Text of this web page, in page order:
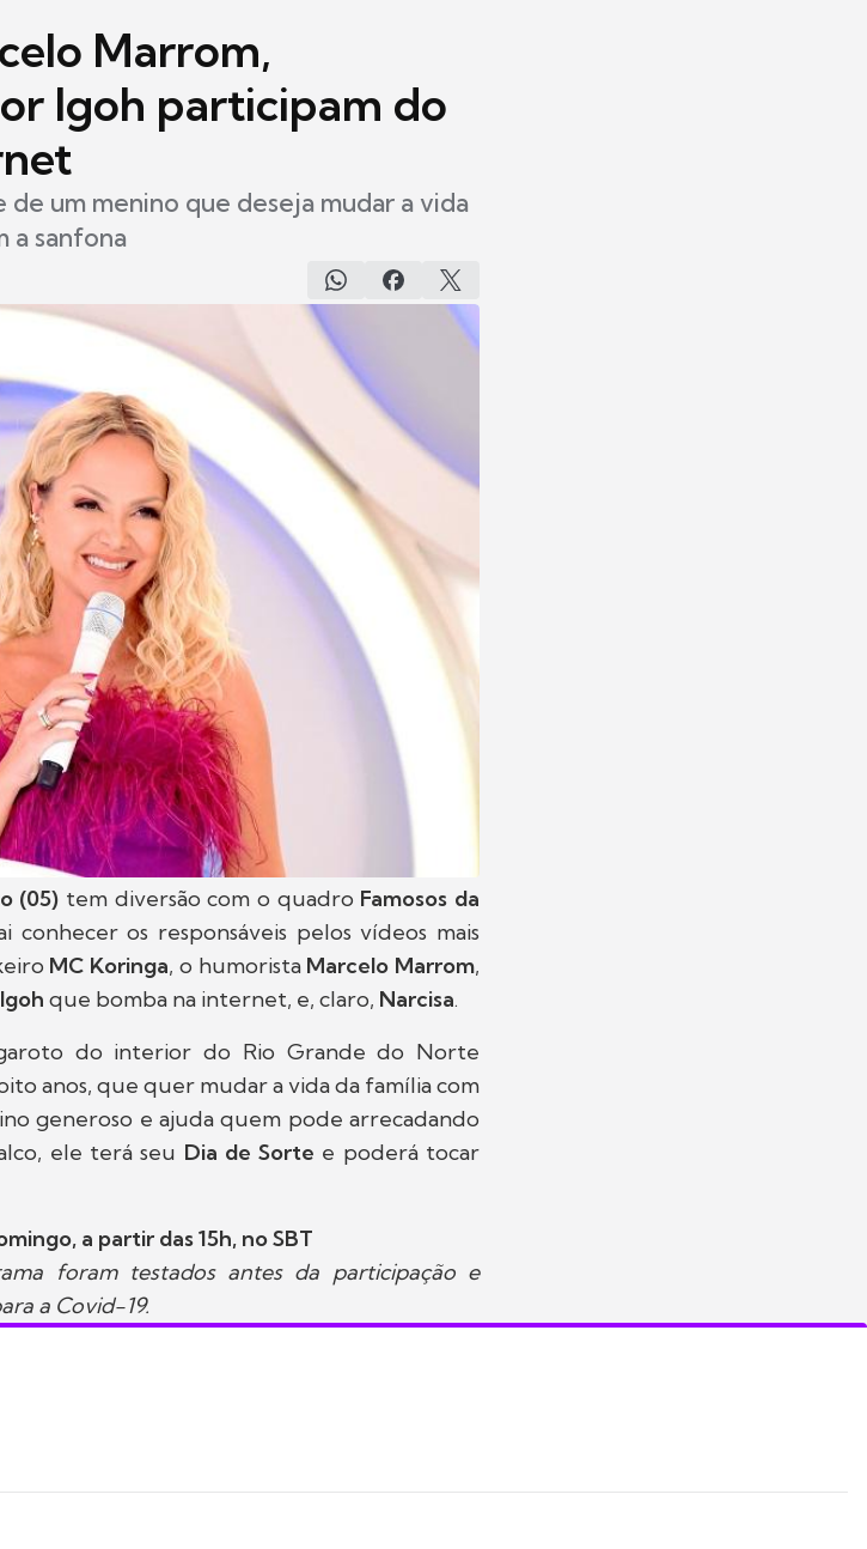
Marrom,
Igoh participam do
de um menino que deseja mudar a vida
a sanfona
(05) tem diversão com o quadro Famosos da
os responsáveis pelos vídeos mais
MC Koringa, o humorista Marcelo Marrom,
que bomba na internet, e, claro, Narcisa.
do interior do Rio Grande do Norte
anos, que quer mudar a vida da família com
generoso e ajuda quem pode arrecadando
ele terá seu Dia de Sorte e poderá tocar
a partir das 15h, no SBT
foram testados antes da participação e
a Covid-19.